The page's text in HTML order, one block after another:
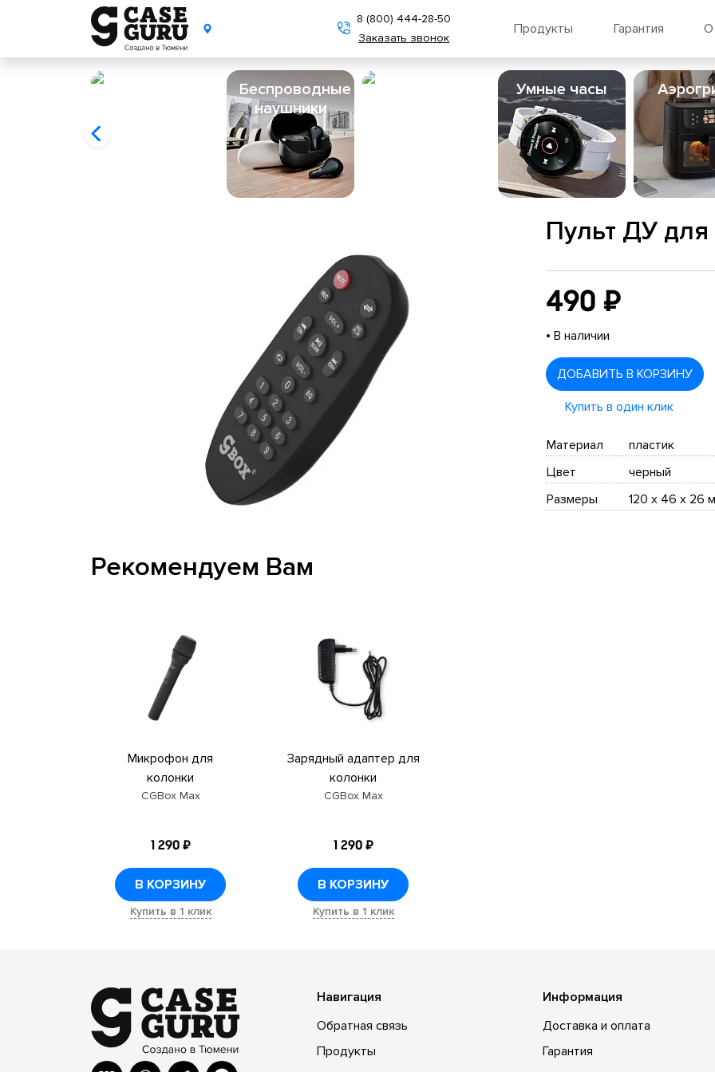
8 (800) 444-28-50
Заказать звонок
Продукты Гарантия О
Беспроводные
наушники
Умные часы
Пульт ДУ для
490 ₽
• В наличии
ДОБАВИТЬ В КОРЗИНУ
Купить в один клик
Материал
пластик
Цвет
черный
Размеры
120 х 46 х 26
Рекомендуем Вам
Микрофон для
колонки
CGBox Max
1 290 ₽
В КОРЗИНУ
Купить в 1 клик
Зарядный адаптер для
колонки
CGBox Max
1 290 ₽
В КОРЗИНУ
Купить в 1 клик
Навигация
Обратная связь
Продукты
Информация
Доставка и оплата
Гарантия